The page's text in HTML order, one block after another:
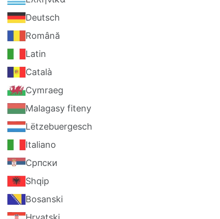
Deutsch
Română
Latin
Català
Cymraeg
Malagasy fiteny
Lëtzebuergesch
Italiano
Српски
Shqip
Bosanski